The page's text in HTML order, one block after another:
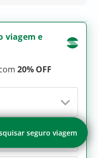
viagem e
20% OFF
seguro viagem